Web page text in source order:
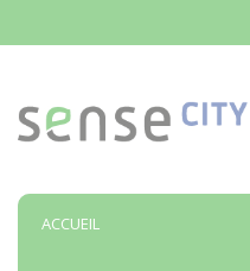
ACCUEIL